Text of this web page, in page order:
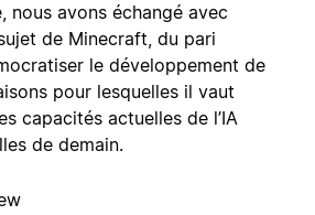
nous avons échangé avec
de Minecraft, du pari
le développement de
pour lesquelles il vaut
capacités actuelles de l’IA
de demain.